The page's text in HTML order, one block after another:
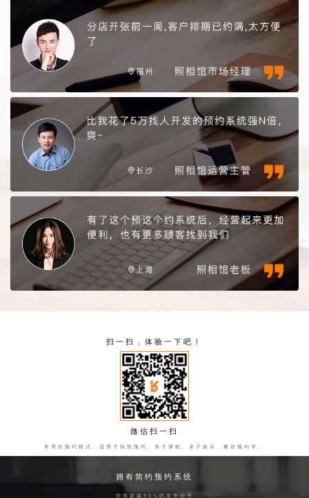
扫一扫，体验一下吧！
微信扫一扫
常用的预约模式，适用于拍照预约、亲子课程、亲子娱乐、餐饮预约等。
拥有简约预约系统
您将超越90%的竞争对手